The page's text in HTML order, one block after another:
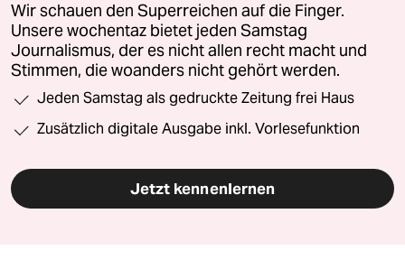
Wir schauen den Superreichen auf die Finger.
Unsere wochentaz bietet jeden Samstag
Journalismus, der es nicht allen recht macht und
Stimmen, die woanders nicht gehört werden.
Jeden Samstag als gedruckte Zeitung frei Haus
Zusätzlich digitale Ausgabe inkl. Vorlesefunktion
Jetzt kennenlernen